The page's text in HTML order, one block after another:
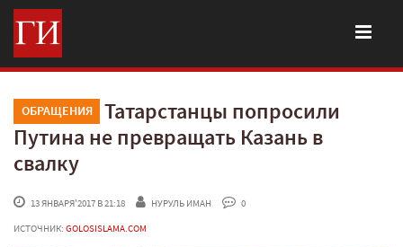
ОБРАЩЕНИЯ
Татарстанцы попросили
Путина не превращать Казань в
свалку
13 ЯНВАРЯ'2017 В 21:18 НУРУЛЬ ИМАН
0
ИСТОЧНИК: GOLOSISLAMA.COM